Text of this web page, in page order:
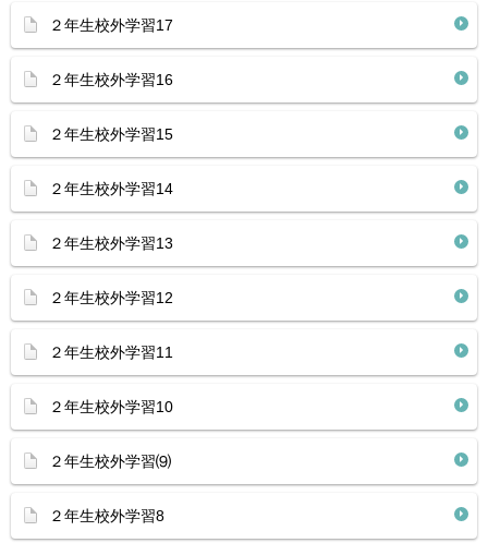
２年生校外学習17
２年生校外学習16
２年生校外学習15
２年生校外学習14
２年生校外学習13
２年生校外学習12
２年生校外学習11
２年生校外学習10
２年生校外学習⑼
２年生校外学習8